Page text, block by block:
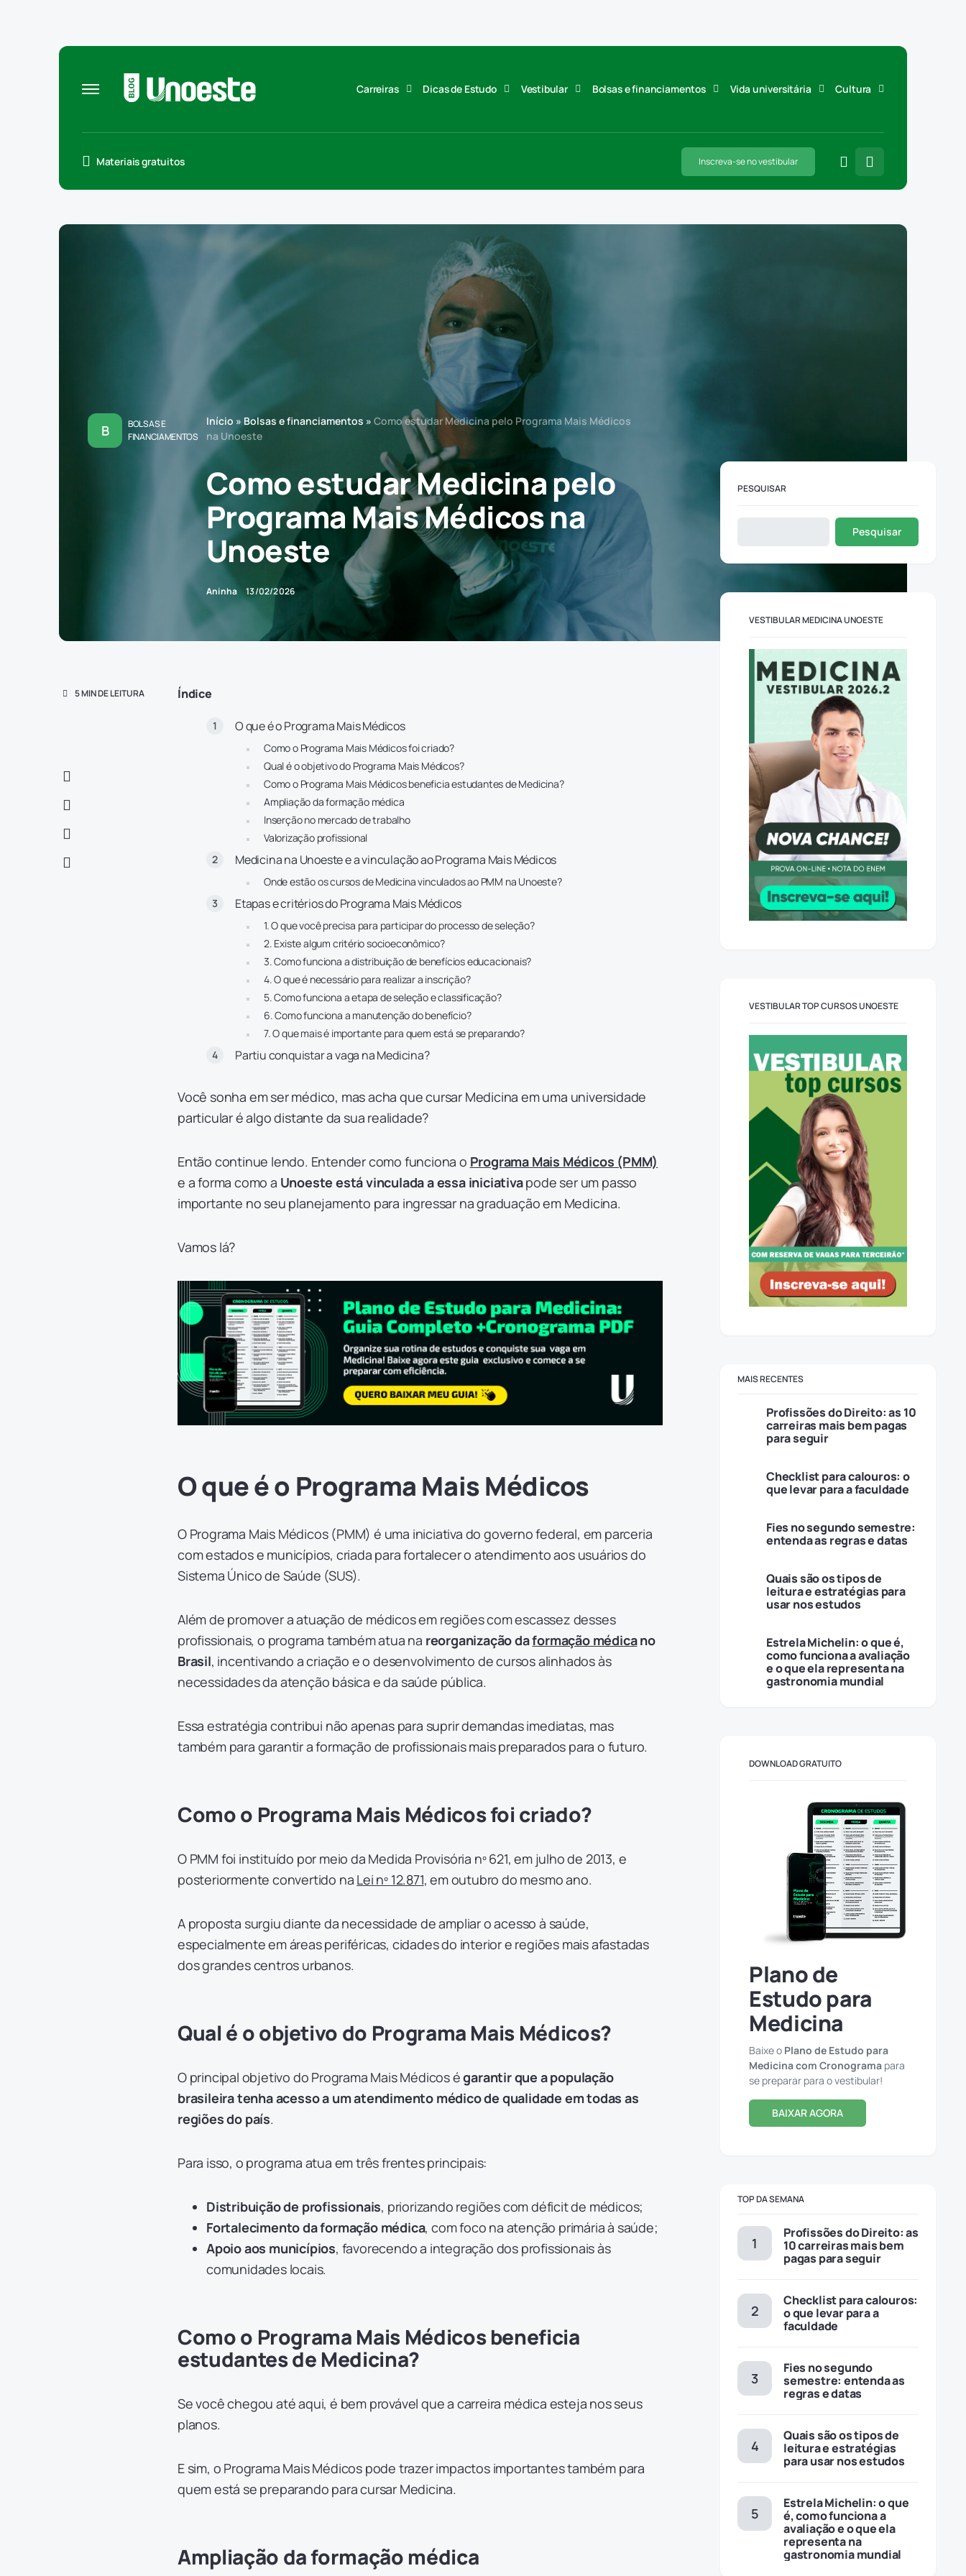
Carreiras Dicas de Estudo Vestibular Bolsas e financiamentos Vida universitária Cultura
Materiais gratuitos Inscreva-se no vestibular
B
BOLSAS E
FINANCIAMENTOS
Início » Bolsas e financiamentos » Como estudar Medicina pelo Programa Mais Médicos
na Unoeste
Como estudar Medicina pelo
Programa Mais Médicos na
Unoeste
Aninha 13/02/2026
5 MIN DE LEITURA Índice
O que é o Programa Mais Médicos
Como o Programa Mais Médicos foi criado?
Qual é o objetivo do Programa Mais Médicos?
Como o Programa Mais Médicos beneficia estudantes de Medicina?
Ampliação da formação médica
Inserção no mercado de trabalho
Valorização profissional
Medicina na Unoeste e a vinculação ao Programa Mais Médicos
Onde estão os cursos de Medicina vinculados ao PMM na Unoeste?
Etapas e critérios do Programa Mais Médicos
1. O que você precisa para participar do processo de seleção?
2. Existe algum critério socioeconômico?
3. Como funciona a distribuição de benefícios educacionais?
4. O que é necessário para realizar a inscrição?
5. Como funciona a etapa de seleção e classificação?
6. Como funciona a manutenção do benefício?
7. O que mais é importante para quem está se preparando?
Partiu conquistar a vaga na Medicina?
Você sonha em ser médico, mas acha que cursar Medicina em uma universidade
particular é algo distante da sua realidade?
Então continue lendo. Entender como funciona o Programa Mais Médicos (PMM)
e a forma como a Unoeste está vinculada a essa iniciativapode ser um passo
importante no seu planejamento para ingressar na graduação em Medicina.
Vamos lá?
O que é o Programa Mais Médicos
O Programa Mais Médicos (PMM) é uma iniciativa do governo federal, em parceria
com estados e municípios, criada para fortalecer o atendimento aos usuários do
Sistema Único de Saúde (SUS).
Além de promover a atuação de médicos em regiões com escassez desses
profissionais, o programa também atua na reorganização daformação médicano
Brasil, incentivando a criação e o desenvolvimento de cursos alinhados às
necessidades da atenção básica e da saúde pública.
Essa estratégia contribui não apenas para suprir demandas imediatas, mas
também para garantir a formação de profissionais mais preparados para o futuro.
Como o Programa Mais Médicos foi criado?
O PMM foi instituído por meio da Medida Provisória nº 621, em julho de 2013, e
posteriormente convertido na Lei nº 12.871, em outubro do mesmo ano.
A proposta surgiu diante da necessidade de ampliar o acesso à saúde,
especialmente em áreas periféricas, cidades do interior e regiões mais afastadas
dos grandes centros urbanos.
Qual é o objetivo do Programa Mais Médicos?
O principal objetivo do Programa Mais Médicos égarantir que a população
brasileira tenha acesso a um atendimento médico de qualidade em todas as
regiões do país.
Para isso, o programa atua em três frentes principais:
Distribuição de profissionais, priorizando regiões com déficit de médicos;
Fortalecimento da formação médica, com foco na atenção primária à saúde;
Apoio aos municípios, favorecendo a integração dos profissionais às
comunidades locais.
Como o Programa Mais Médicos beneficia
estudantes de Medicina?
Se você chegou até aqui, é bem provável que a carreira médica esteja nos seus
planos.
E sim, o Programa Mais Médicos pode trazer impactos importantes também para
quem está se preparando para cursar Medicina.
Ampliação da formação médica
PESQUISAR
Pesquisar
VESTIBULAR MEDICINA UNOESTE
VESTIBULAR TOP CURSOS UNOESTE
MAIS RECENTES
Profissões do Direito: as 10
carreiras mais bem pagas
para seguir
Checklist para calouros: o
que levar para a faculdade
Fies no segundo semestre:
entenda as regras e datas
Quais são os tipos de
leitura e estratégias para
usar nos estudos
Estrela Michelin: o que é,
como funciona a avaliação
e o que ela representa na
gastronomia mundial
DOWNLOAD GRATUITO
Plano de
Estudo para
Medicina
Baixe o Plano de Estudo para
Medicina com Cronograma
se preparar para o vestibular!
BAIXAR AGORA
TOP DA SEMANA
Profissões do Direito: as
10 carreiras mais bem
pagas para seguir
Checklist para calouros:
o que levar para a
faculdade
Fies no segundo
semestre: entenda as
regras e datas
Quais são os tipos de
leitura e estratégias
para usar nos estudos
Estrela Michelin: o que
é, como funciona a
avaliação e o que ela
representa na
gastronomia mundial